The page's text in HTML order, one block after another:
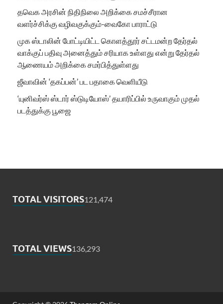
தவெக அரசின் நிதிநிலை அறிக்கை சமச்சீரான
வளர்ச்சிக்கு வழிவகுக்கும்-வைகோ பாராட்டு
முக ஸ்டாலின் போட்டியிட்ட கொளத்தூர் சட்டமன்ற தேர்தல்
வாக்குப் பதிவு அனைத்தும் சரியாக உள்ளது என்று தேர்தல்
ஆணையம் அறிக்கை சமர்பித்துள்ளது
ஜீவாவின் ‘தகப்பன்’ பட பதாகை வெளியீடு
‘யுனிவர்ஸ் ஸ்டார் ஸ்டுடியோஸ்’ தயாரிப்பில் உருவாகும் முதல்
படத்துக்கு பூஜை
TOTAL VISITORS121,474
TOTAL VIEWS136,293